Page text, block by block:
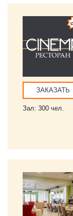
ЗАКАЗАТЬ
Зал: 300 чел.